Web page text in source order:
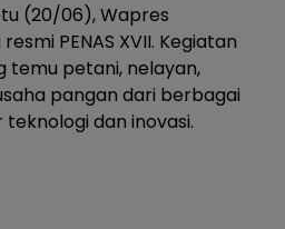
(20/06), Wapres
PENAS XVII. Kegiatan
temu petani, nelayan,
pangan dari berbagai
dan inovasi.